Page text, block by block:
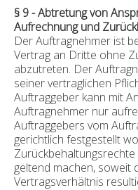
§ 9 - Abtretung von
Aufrechnung und
Der Auftragnehmer ist
Vertrag an Dritte ohne
abzutreten. Der
seiner vertraglichen
Auftraggeber kann mit
Auftragnehmer nur
Auftraggebers vom
gerichtlich festgestellt
geltend machen, soweit
Vertragsverhältnis